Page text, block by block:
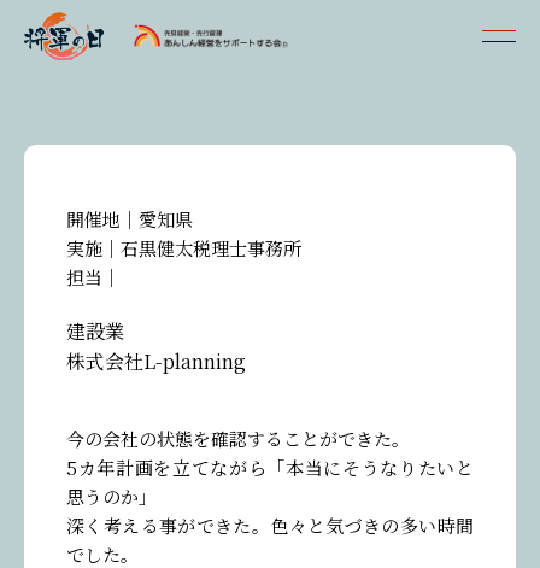
参加者の声一覧
開催地｜ 愛知県
実施｜ 石黒健太税理士事務所
担当｜
建設業
株式会社L-planning
今の会社の状態を確認することができた。
5カ年計画を立てながら「本当にそうなりたいと
思うのか」
深く考える事ができた。色々と気づきの多い時間
でした。